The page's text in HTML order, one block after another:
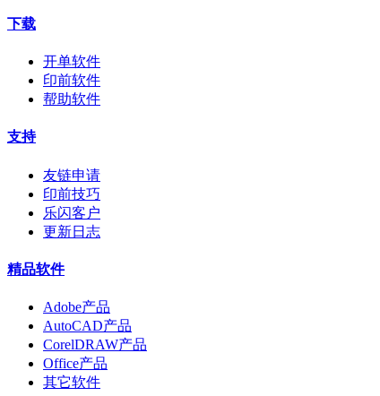
下载
开单软件
印前软件
帮助软件
支持
友链申请
印前技巧
乐闪客户
更新日志
精品软件
Adobe产品
AutoCAD产品
CorelDRAW产品
Office产品
其它软件